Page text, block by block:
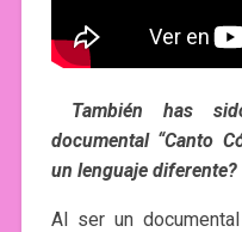
También has
documental “Canto
un lenguaje diferente?
Al ser un